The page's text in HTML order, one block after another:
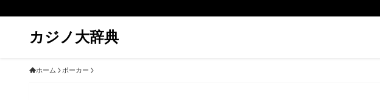
カジノ大辞典
ホーム ポーカー